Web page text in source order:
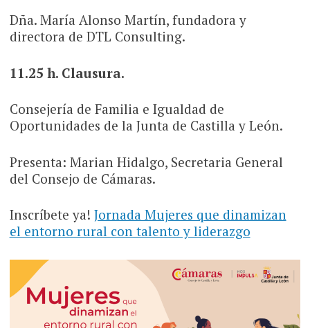
Dña. María Alonso Martín, fundadora y
directora de DTL Consulting.
11.25 h. Clausura.
Consejería de Familia e Igualdad de
Oportunidades de la Junta de Castilla y León.
Presenta: Marian Hidalgo, Secretaria General
del Consejo de Cámaras.
Inscríbete ya! Jornada Mujeres que dinamizan
el entorno rural con talento y liderazgo